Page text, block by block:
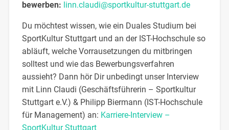
bewerben: linn.claudi@sportkultur-stuttgart.de
Du möchtest wissen, wie ein Duales Studium bei
SportKultur Stuttgart und an der IST-Hochschule so
abläuft, welche Vorrausetzungen du mitbringen
solltest und wie das Bewerbungsverfahren
aussieht? Dann hör Dir unbedingt unser Interview
mit Linn Claudi (Geschäftsführerin – Sportkultur
Stuttgart e.V.) & Philipp Biermann (IST-Hochschule
für Management) an: Karriere-Interview –
SportKultur Stuttgart